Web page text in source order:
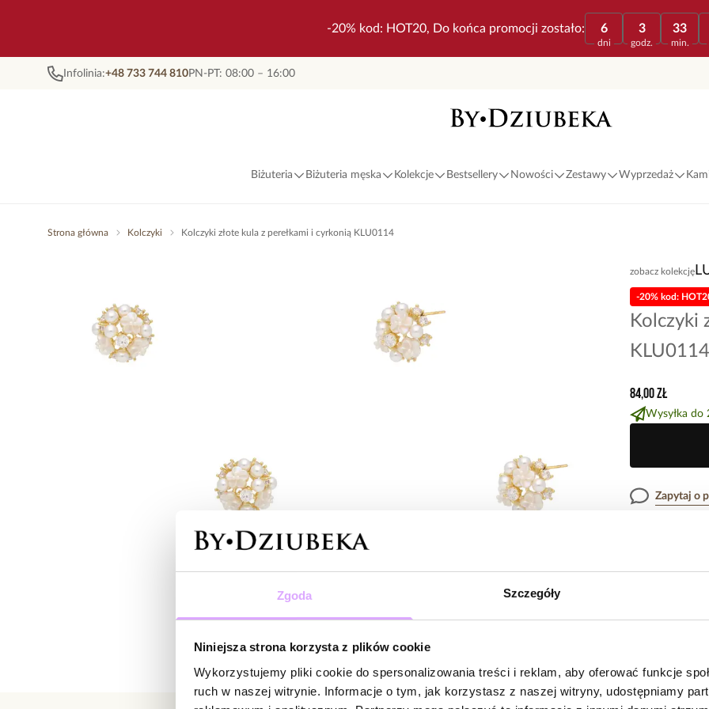
Zgoda Szczegóły
Niniejsza strona korzysta z plików cookie
Wykorzystujemy pliki cookie do spersonalizowania treści i reklam, aby oferować funkcje
ruch w naszej witrynie. Informacje o tym, jak korzystasz z naszej witryny, udostępniamy
-20% kod: HOT20, Do końca promocji zostało: 6
dni
3
godz.
33
min.
Infolinia:+48 733 744 810PN-PT: 08:00 – 16:00
Biżuteria Biżuteria męska Kolekcje Bestsellery Nowości Zestawy Wyprzedaż
Strona główna Kolczyki Kolczyki złote kula z perełkami i cyrkonią KLU0114
zobacz kolekcję
Kolczyki
KLU0114
-20% kod:
84,00 zł
Wysyłka do
Zapytaj o
Miniaturowy
stylizacjom
przyjęcia czy
Brak opinii
Jeszcze